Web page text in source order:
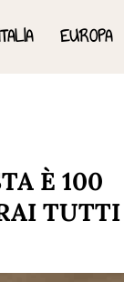
EUROPA
È 100
TUTTI